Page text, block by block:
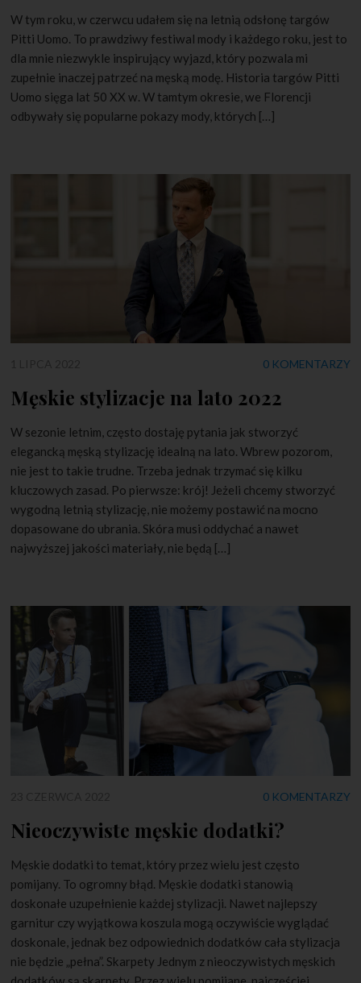
W tym roku, w czerwcu udałem się na letnią odsłonę targów
Pitti Uomo. To prawdziwy festiwal mody i każdego roku, jest to
dla mnie niezwykle inspirujący wyjazd, który pozwala mi
zupełnie inaczej patrzeć na męską modę. Historia targów Pitti
Uomo sięga lat 50 XX w. W tamtym okresie, we Florencji
odbywały się popularne pokazy mody, których […]
0 KOMENTARZY
Męskie stylizacje na lato 2022
W sezonie letnim, często dostaję pytania jak stworzyć
elegancką męską stylizację idealną na lato. Wbrew pozorom,
nie jest to takie trudne. Trzeba jednak trzymać się kilku
kluczowych zasad. Po pierwsze: krój! Jeżeli chcemy stworzyć
wygodną letnią stylizację, nie możemy postawić na mocno
dopasowane do ubrania. Skóra musi oddychać a nawet
najwyższej jakości materiały, nie będą […]
0 KOMENTARZY
Nieoczywiste męskie dodatki?
Męskie dodatki to temat, który przez wielu jest często
pomijany. To ogromny błąd. Męskie dodatki stanowią
doskonałe uzupełnienie każdej stylizacji. Nawet najlepszy
garnitur czy wyjątkowa koszula mogą oczywiście wyglądać
doskonale, jednak bez odpowiednich dodatków cała stylizacja
nie będzie „pełna”. Skarpety Jednym z nieoczywistych męskich